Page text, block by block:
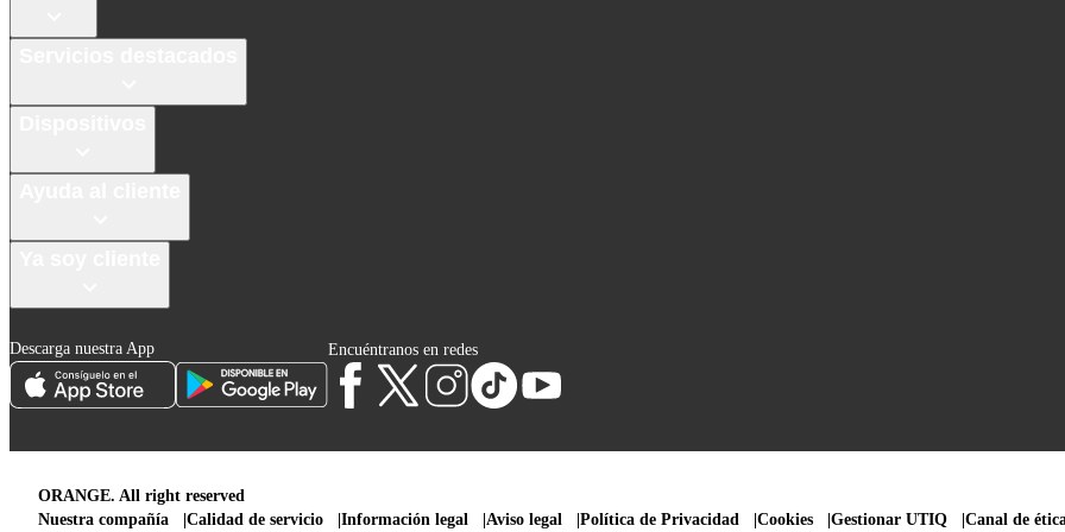
Descarga nuestra App Encuéntranos en redes
ORANGE. All right reserved
Nuestra compañía
Calidad de servicio Información legal Aviso legal Política de Privacidad Cookies Gestionar UTIQ Canal de